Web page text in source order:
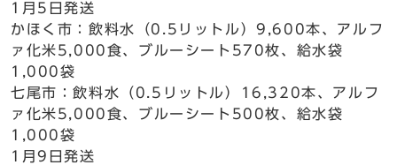
1月5日発送
かほく市：飲料水（0.5リットル）9,600本、アルフ
ァ化米5,000食、ブルーシート570枚、給水袋
1,000袋
七尾市：飲料水（0.5リットル）16,320本、アルフ
ァ化米5,000食、ブルーシート500枚、給水袋
1,000袋
1月9日発送